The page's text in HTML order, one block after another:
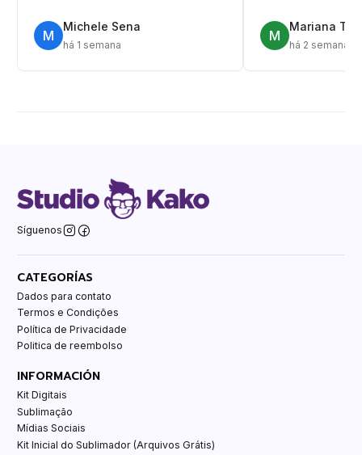
M
Michele Sena
há 1 semana
M
Mariana T.
há 2 semanas
Síguenos
CATEGORÍAS
Dados para contato
Termos e Condições
Política de Privacidade
Politica de reembolso
INFORMACIÓN
Kit Digitais
Sublimação
Mídias Sociais
Kit Inicial do Sublimador (Arquivos Grátis)